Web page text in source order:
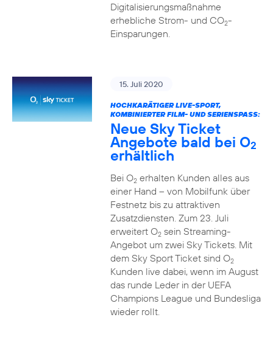
Digitalisierungsmaßnahme
erhebliche Strom- und CO2-
Einsparungen.
15. Juli 2020
HOCHKARÄTIGER LIVE-SPORT,
KOMBINIERTER FILM- UND SERIENSPASS:
Neue Sky Ticket
Angebote bald bei O2
erhältlich
Bei O2erhalten Kunden alles aus
einer Hand – von Mobilfunk über
Festnetz bis zu attraktiven
Zusatzdiensten. Zum 23. Juli
erweitert O2sein Streaming-
Angebot um zwei Sky Tickets. Mit
dem Sky Sport Ticket sind O2
Kunden live dabei, wenn im August
das runde Leder in der UEFA
Champions League und Bundesliga
wieder rollt.